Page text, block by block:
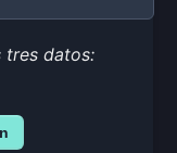
tres datos: